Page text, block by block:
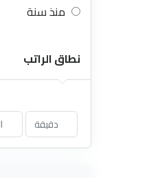
منذ سنة
نطاق الراتب